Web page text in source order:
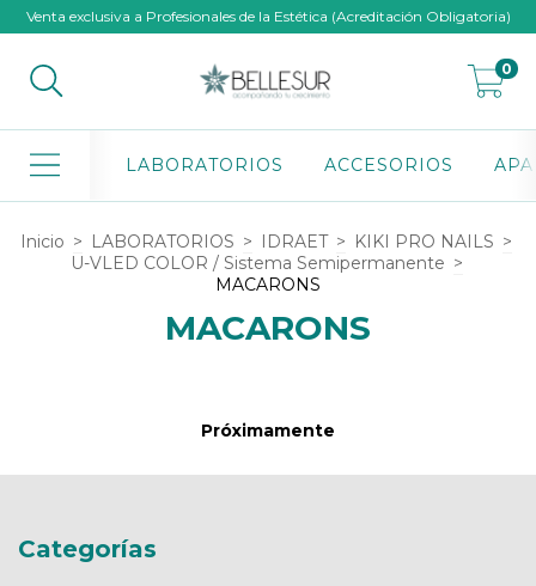
Venta exclusiva a Profesionales de la Estética (Acreditación Obligatoria)
0
LABORATORIOS ACCESORIOS
Inicio > LABORATORIOS > IDRAET > KIKI PRO NAILS >
U-VLED COLOR / Sistema Semipermanente >
MACARONS
MACARONS
Próximamente
Categorías